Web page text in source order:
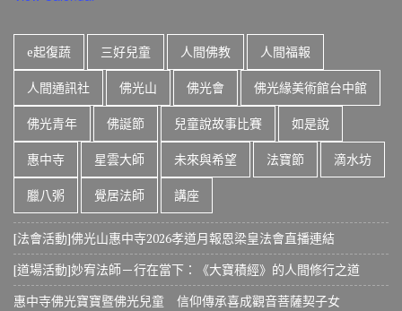
e起復蔬 三好兒童 人間佛教 人間福報
人間通訊社 佛光山 佛光會 佛光緣美術館台中館
佛光青年 佛誕節 兒童說故事比賽 如是說
惠中寺 星雲大師 未來與希望 法寶節 滴水坊
臘八粥 覺居法師 講座
[法會活動]佛光山惠中寺2026孝道月報恩梁皇法會直播連結
[道場活動]妙宥法師－行在當下：《大寶積經》的人間修行之道
惠中寺佛光寶寶暨佛光兒童 信仰傳承喜成觀音菩薩契子女